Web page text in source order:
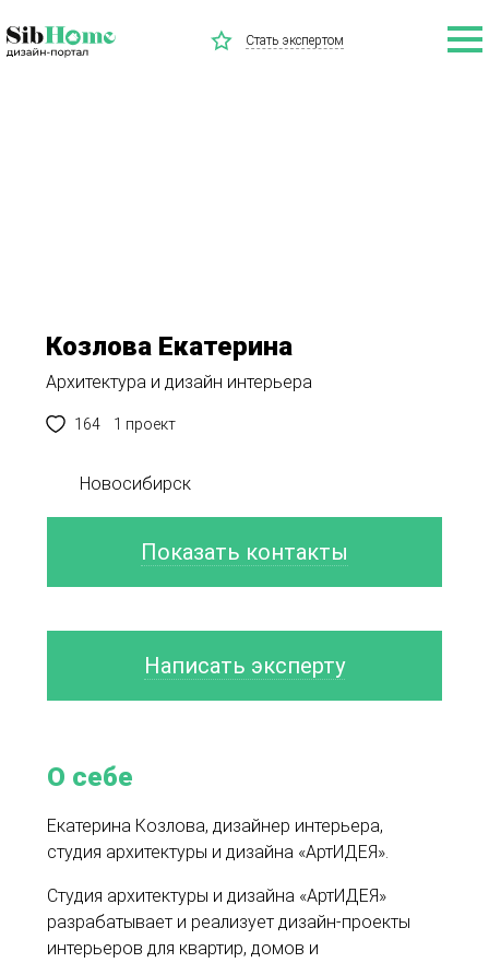
Стать экспертом
Козлова Екатерина
Архитектура и дизайн интерьера
164 1 проект
О себе
Екатерина Козлова, дизайнер интерьера,
студия архитектуры и дизайна «АртИДЕЯ».
Студия архитектуры и дизайна «АртИДЕЯ»
разрабатывает и реализует дизайн-проекты
интерьеров для квартир, домов и
Новосибирск
Показать контакты
Написать эксперту